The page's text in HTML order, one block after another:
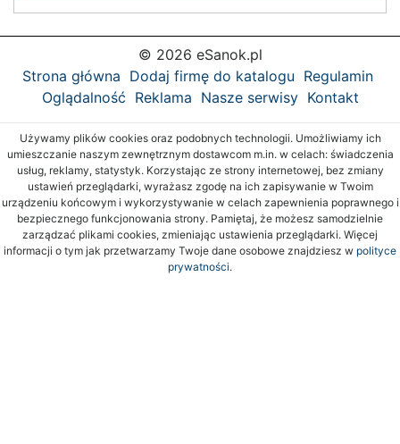
© 2026 eSanok.pl
Strona główna Dodaj firmę do katalogu Regulamin
Oglądalność Reklama Nasze serwisy Kontakt
Używamy plików cookies oraz podobnych technologii. Umożliwiamy ich
umieszczanie naszym zewnętrznym dostawcom m.in. w celach: świadczenia
usług, reklamy, statystyk. Korzystając ze strony internetowej, bez zmiany
ustawień przeglądarki, wyrażasz zgodę na ich zapisywanie w Twoim
urządzeniu końcowym i wykorzystywanie w celach zapewnienia poprawnego i
bezpiecznego funkcjonowania strony. Pamiętaj, że możesz samodzielnie
zarządzać plikami cookies, zmieniając ustawienia przeglądarki. Więcej
informacji o tym jak przetwarzamy Twoje dane osobowe znajdziesz w polityce
prywatności.